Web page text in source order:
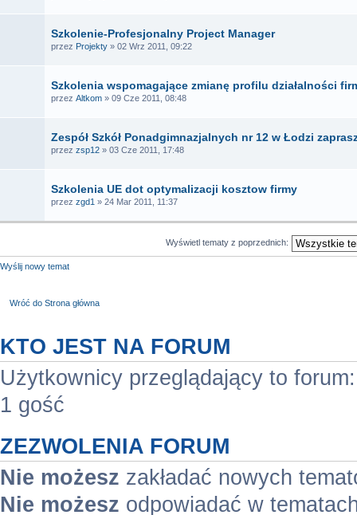
Szkolenie-Profesjonalny Project Manager
przez Projekty » 02 Wrz 2011, 09:22
Szkolenia wspomagające zmianę profilu działalności
przez Altkom » 09 Cze 2011, 08:48
Zespół Szkół Ponadgimnazjalnych nr 12 w Łodzi
przez zsp12 » 03 Cze 2011, 17:48
Szkolenia UE dot optymalizacji kosztow firmy
przez zgd1 » 24 Mar 2011, 11:37
Wyświetl tematy z poprzednich:
Wyślij nowy temat
Wróć do Strona główna
KTO JEST NA FORUM
Użytkownicy przeglądający to
1 gość
ZEZWOLENIA FORUM
Nie możesz zakładać nowych
Nie możesz odpowiadać w